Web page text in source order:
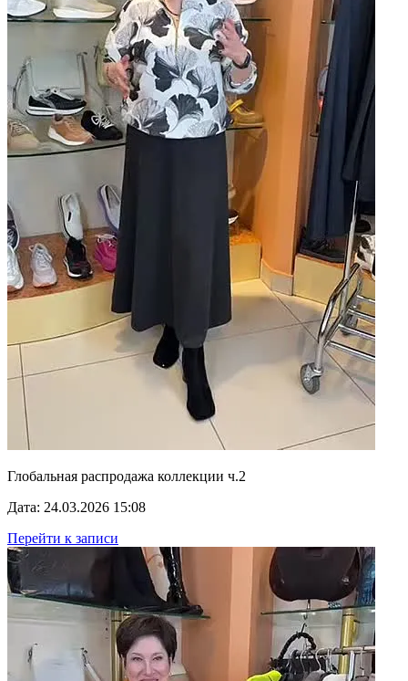
Глобальная распродажа коллекции ч.2
Дата: 24.03.2026 15:08
Перейти к записи